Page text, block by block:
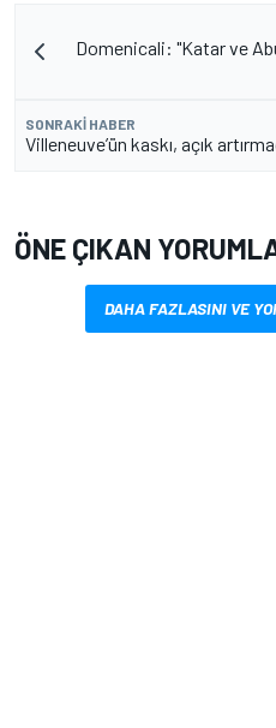
Domenicali: "Katar ve
SONRAKI HABER
Villeneuve’ün kaskı, açık
ÖNE ÇIKAN
DAHA FAZLASINI VE